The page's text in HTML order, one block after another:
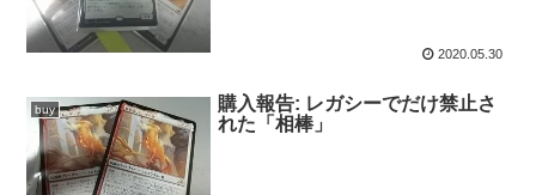
2020.05.30
buy
購入報告: レガシーでだけ禁止さ
れた「相棒」